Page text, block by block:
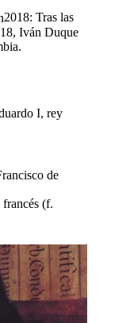
2018: Tras las
Iván Duque
(f.